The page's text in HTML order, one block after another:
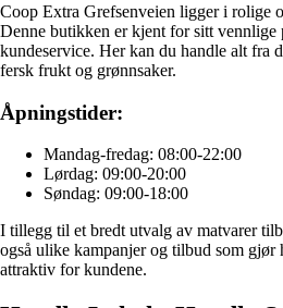
Coop Extra Grefsenveien ligger i rolige
Denne butikken er kjent for sitt vennlige
kundeservice. Her kan du handle alt fra
fersk frukt og grønnsaker.
Åpningstider:
Mandag-fredag: 08:00-22:00
Lørdag: 09:00-20:00
Søndag: 09:00-18:00
I tillegg til et bredt utvalg av matvarer
også ulike kampanjer og tilbud som gjør
attraktiv for kundene.